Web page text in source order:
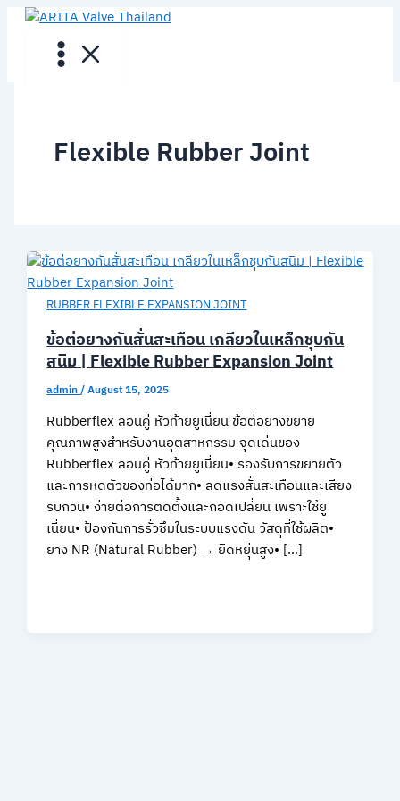
Skip
Flexible Rubber Joint
RUBBER FLEXIBLE EXPANSION JOINT
ข้อต่อยางกันสั่นสะเทือน เกลียวในเหล็กชุบกัน
สนิม | Flexible Rubber Expansion Joint
admin/August 15, 2025
Rubberflex ลอนคู่ หัวท้ายยูเนี่ยน ข้อต่อยางขยาย
คุณภาพสูงสำหรับงานอุตสาหกรรม จุดเด่นของ
Rubberflex ลอนคู่ หัวท้ายยูเนี่ยน• รองรับการขยายตัว
และการหดตัวของท่อได้มาก• ลดแรงสั่นสะเทือนและเสียง
รบกวน• ง่ายต่อการติดตั้งและถอดเปลี่ยน เพราะใช้ยู
เนี่ยน• ป้องกันการรั่วซึมในระบบแรงดัน วัสดุที่ใช้ผลิต•
ยาง NR (Natural Rubber) → ยืดหยุ่นสูง• […]